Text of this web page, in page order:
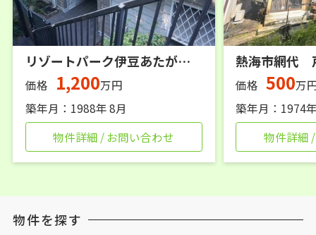
リゾートパーク伊豆あたがわ 戸建
価格 1,200万円
築年月：1988年 8月
物件詳細 / お問い合わせ
熱海市網代
価格 500万
築年月：1974
物件詳細
物件を探す